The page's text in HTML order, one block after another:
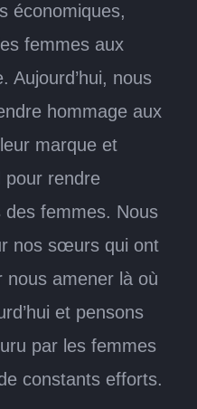
économiques,
femmes aux
Aujourd’hui, nous
hommage aux
marque et
pour rendre
des femmes. Nous
nos sœurs qui ont
nous amener là où
et pensons
par les femmes
constants efforts.